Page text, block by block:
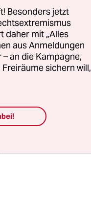
Besonders jetzt
daher mit „Alles
aus Anmeldungen
an die Kampagne,
sichern will,